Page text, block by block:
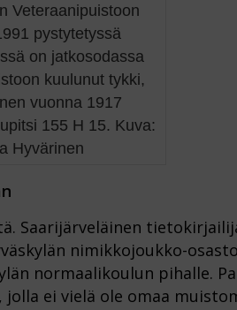
Veteraanipuistoon
pystytetyssä
on jatkosodassa
kuulunut tykki,
vuonna 1917
155 H 15. Kuva:
Hyvärinen
Saarijärveläinen
nimikkojoukko-
normaalikoulun pihalle.
ei vielä ole omaa